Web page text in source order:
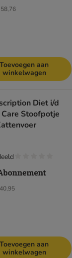
Toevoegen aan
winkelwagen
Diet i/d
Stoofpotje
Toevoegen aan
winkelwagen